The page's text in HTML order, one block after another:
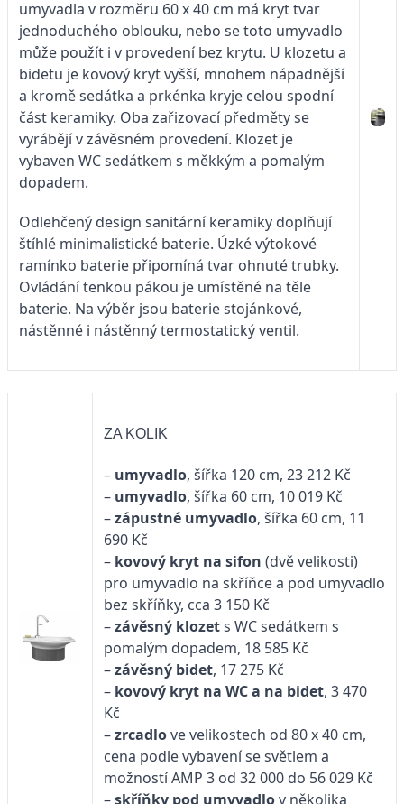
umyvadla v rozměru 60 x 40 cm má kryt tvar
jednoduchého oblouku, nebo se toto umyvadlo
může použít i v provedení bez krytu. U klozetu a
bidetu je kovový kryt vyšší, mnohem nápadnější
a kromě sedátka a prkénka kryje celou spodní
část keramiky. Oba zařizovací předměty se
vyrábějí v závěsném provedení. Klozet je
vybaven WC sedátkem s měkkým a pomalým
dopadem.
Odlehčený design sanitární keramiky doplňují
štíhlé minimalistické baterie. Úzké výtokové
ramínko baterie připomíná tvar ohnuté trubky.
Ovládání tenkou pákou je umístěné na těle
baterie. Na výběr jsou baterie stojánkové,
nástěnné i nástěnný termostatický ventil.
ZA KOLIK
– umyvadlo, šířka 120 cm, 23 212 Kč
– umyvadlo, šířka 60 cm, 10 019 Kč
–zápustné umyvadlo, šířka 60 cm, 11
690 Kč
– kovový kryt na sifon (dvě velikosti)
pro umyvadlo na skříňce a pod umyvadlo
bez skříňky, cca 3 150 Kč
–závěsný klozets WC sedátkem s
pomalým dopadem, 18 585 Kč
–závěsný bidet, 17 275 Kč
– kovový kryt na WCa na bidet, 3 470
Kč
–zrcadlove velikostech od 80 x 40 cm,
cena podle vybavení se světlem a
možností AMP 3 od 32 000 do 56 029 Kč
–skříňky pod umyvadlov několika